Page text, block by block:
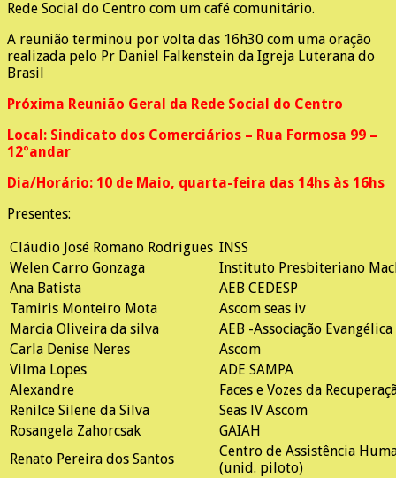
Rede Social do Centro com um café comunitário.
A reunião terminou por volta das 16h30 com uma oração
realizada pelo Pr Daniel Falkenstein da Igreja Luterana do
Brasil
Próxima Reunião Geral da Rede Social do Centro
Local: Sindicato dos Comerciários – Rua Formosa 99 –
12ºandar
Dia/Horário: 10 de Maio, quarta-feira das 14hs às 16hs
Presentes:
Cláudio José Romano Rodrigues INSS
Welen Carro Gonzaga
Instituto Presbiteriano
Ana Batista
AEB CEDESP
Tamiris Monteiro Mota
Ascom seas iv
Marcia Oliveira da silva
AEB -Associação
Carla Denise Neres
Ascom
Vilma Lopes
ADE SAMPA
Alexandre
Faces e Vozes da
Renilce Silene da Silva
Seas lV Ascom
Rosangela Zahorcsak
GAIAH
Renato Pereira dos Santos
Centro de Assistência
(unid. piloto)